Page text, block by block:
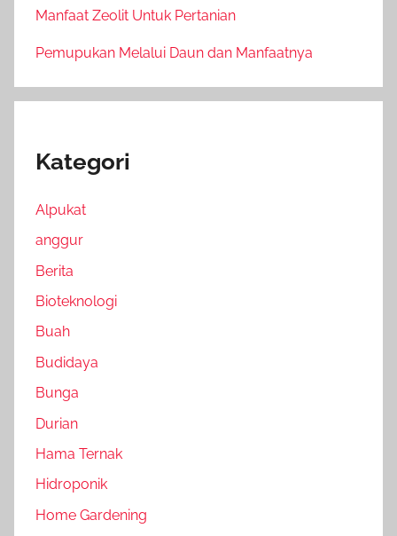
Manfaat Zeolit Untuk Pertanian
Pemupukan Melalui Daun dan Manfaatnya
Kategori
Alpukat
anggur
Berita
Bioteknologi
Buah
Budidaya
Bunga
Durian
Hama Ternak
Hidroponik
Home Gardening